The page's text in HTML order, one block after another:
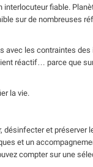
fiable.
sur de nombreuses
avec les contraintes
réactif… parce que
la vie.
et préserver
et un
compter sur une